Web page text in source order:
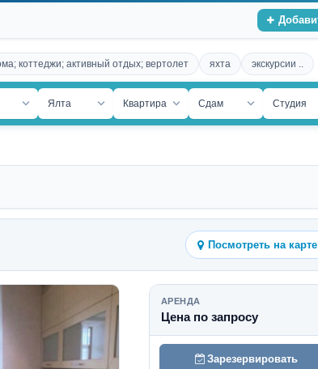
коттеджи; активный отдых; вертолет яхта экскурсии ..
Ялта Квартира Сдам Студия
Посмотреть на карте
АРЕНДА
Цена по запросу
Зарезервировать